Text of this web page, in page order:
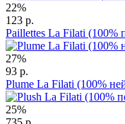
22%
123 р.
Paillettes La Filati (100%
27%
93 р.
Plume La Filati (100%
25%